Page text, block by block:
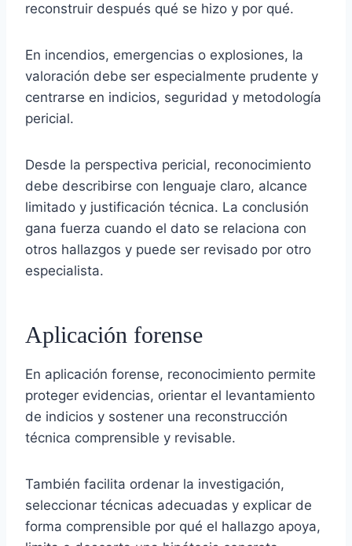
reconstruir después qué se hizo y por qué.
En incendios, emergencias o explosiones, la
valoración debe ser especialmente prudente y
centrarse en indicios, seguridad y metodología
pericial.
Desde la perspectiva pericial, reconocimiento
debe describirse con lenguaje claro, alcance
limitado y justificación técnica. La conclusión
gana fuerza cuando el dato se relaciona con
otros hallazgos y puede ser revisado por otro
especialista.
Aplicación forense
En aplicación forense, reconocimiento permite
proteger evidencias, orientar el levantamiento
de indicios y sostener una reconstrucción
técnica comprensible y revisable.
También facilita ordenar la investigación,
seleccionar técnicas adecuadas y explicar de
forma comprensible por qué el hallazgo apoya,